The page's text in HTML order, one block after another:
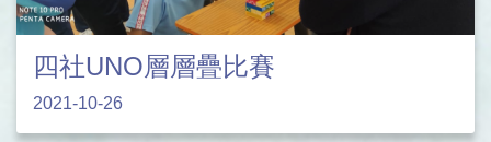
四社UNO層層疊比賽
2021-10-26